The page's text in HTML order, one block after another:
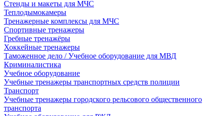
Стенды и макеты для МЧС
Теплодымокамеры
Тренажерные комплексы для МЧС
Спортивные тренажеры
Гребные тренажёры
Хоккейные тренажеры
Таможенное дело / Учебное оборудование для МВД
Криминалистика
Учебное оборудование
Учебные тренажеры транспортных средств полиции
Транспорт
Учебные тренажеры городского рельсового общественного
транспорта